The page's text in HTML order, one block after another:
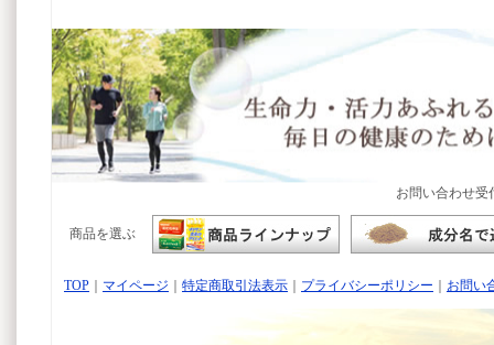
お問い合わせ受
商品を選ぶ
TOP マイページ 特定商取引法表示 プライバシーポリシー お問い